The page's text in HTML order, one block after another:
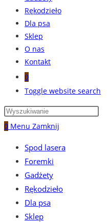
Rękodzieło
Dla psa
Sklep
O nas
Kontakt
0
Toggle website search
0 Menu Zamknij
Spod lasera
Foremki
Gadżety
Rękodzieło
Dla psa
Sklep